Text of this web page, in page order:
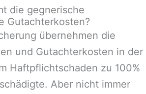
die gegnerische
Gutachterkosten?
übernehmen die
und Gutachterkosten in der
Haftpflichtschaden zu 100%
Aber nicht immer